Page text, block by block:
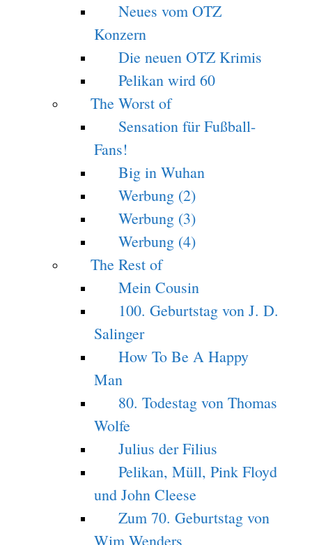
Neues vom OTZ
Konzern
Die neuen OTZ Krimis
Pelikan wird 60
The Worst of
Sensation für Fußball-
Fans!
Big in Wuhan
Werbung (2)
Werbung (3)
Werbung (4)
The Rest of
Mein Cousin
100. Geburtstag von J. D.
Salinger
How To Be A Happy
Man
80. Todestag von Thomas
Wolfe
Julius der Filius
Pelikan, Müll, Pink Floyd
und John Cleese
Zum 70. Geburtstag von
Wim Wenders